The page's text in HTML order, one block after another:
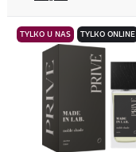
TYLKO U NAS TYLKO ONLINE